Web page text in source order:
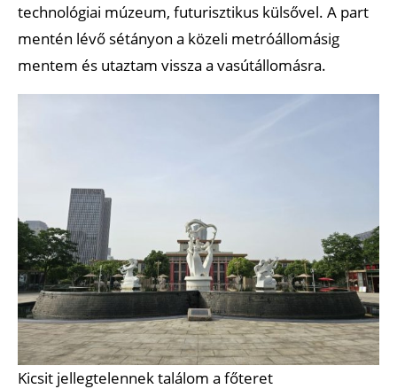
technológiai múzeum, futurisztikus külsővel. A part
mentén lévő sétányon a közeli metróállomásig
mentem és utaztam vissza a vasútállomásra.
Kicsit jellegtelennek találom a főteret